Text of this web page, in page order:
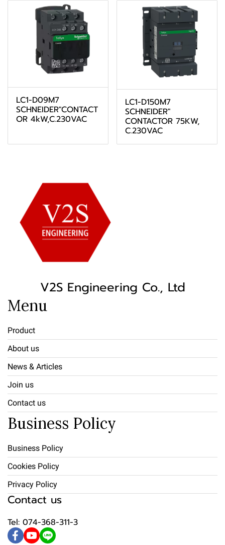
LC1-D09M7
SCHNEIDER"CONTACT
OR 4kW,C.230VAC
LC1-D150M7
SCHNEIDER"
CONTACTOR 75KW,
C.230VAC
V2S Engineering Co., Ltd
Menu
Product
About us
News & Articles
Join us
Contact us
Business Policy
Business Policy
Cookies Policy
Privacy Policy
Contact us
Tel: 074-368-311-3